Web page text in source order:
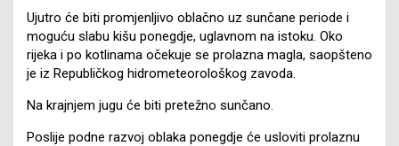
Ujutro će biti promjenljivo oblačno uz sunčane periode i
moguću slabu kišu ponegdje, uglavnom na istoku. Oko
rijeka i po kotlinama očekuje se prolazna magla, saopšteno
je iz Republičkog hidrometeorološkog zavoda.
Na krajnjem jugu će biti pretežno sunčano.
Poslije podne razvoj oblaka ponegdje će usloviti prolaznu